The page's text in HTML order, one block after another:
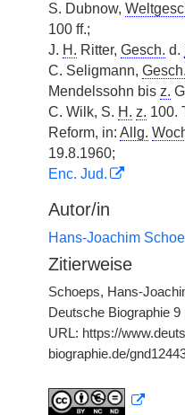
S. Dubnow,
100 ff.;
J. H. Ritter, Gesch. d.
C. Seligmann, Gesch.
Mendelssohn bis z.
C. Wilk, S. H. z. 100.
Reform, in: Allg.
19.8.1960;
Enc. Jud.
Autor/in
Hans-Joachim
Zitierweise
Schoeps, Hans-
Deutsche Biographie
URL: https://
biographie.de/